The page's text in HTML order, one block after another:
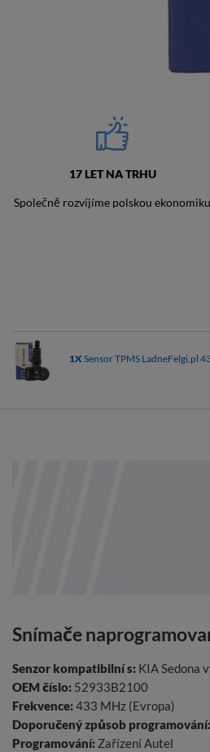
17 LET NA TRHU
Společně rozvíjíme polskou ekonomiku
1X Sensor TPMS LadneFelgi.pl
Snímače
Senzor kompatibilní s: KIA Sedona
OEM číslo: 52933B2100
Frekvence:433 MHz (Evropa)
Doporučený způsob programování:
Programování: Zařízení Autel